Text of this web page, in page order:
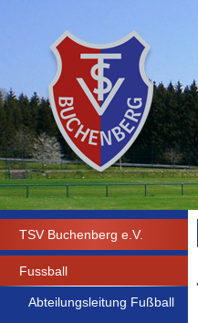
TSV Buchenberg e.V.
Fussball
Abteilungsleitung Fußball